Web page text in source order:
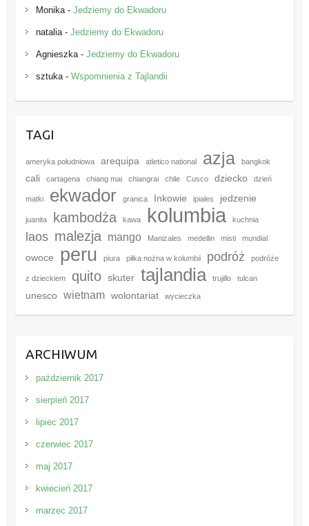
Monika- Jedziemy do Ekwadoru
natalia- Jedziemy do Ekwadoru
Agnieszka- Jedziemy do Ekwadoru
sztuka- Wspomnienia z Tajlandii
TAGI
ameryka południowa arequipa atletico national azja bangkok
cali cartagena chiang mai chiangrai chile Cusco dziecko dzień
matki ekwador granica Inkowie ipiales jedzenie
juanita kambodża kawa kolumbia kuchnia
laos malezja mango Manizales medellin misti mundial
owoce peru piura piłka nożna w kolumbii podróż podróże
z dzieckiem quito skuter tajlandia trujillo tulcan
unesco wietnam wolontariat wycieczka
ARCHIWUM
październik 2017
sierpień 2017
lipiec 2017
czerwiec 2017
maj 2017
kwiecień 2017
marzec 2017